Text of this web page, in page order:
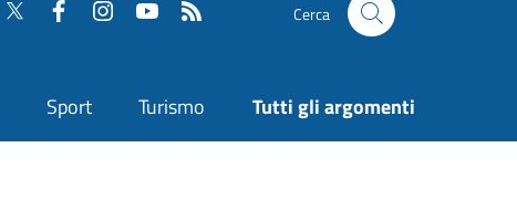
Cerca
Sport Turismo Tutti gli argomenti